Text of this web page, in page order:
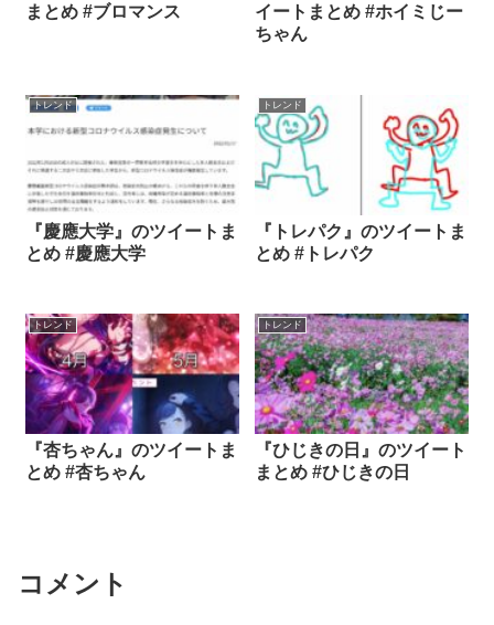
まとめ #ブロマンス
イートまとめ #ホイミじー
ちゃん
トレンド
『慶應大学』のツイートま
とめ #慶應大学
トレンド
『トレパク』のツイートま
とめ #トレパク
トレンド
『杏ちゃん』のツイートま
とめ #杏ちゃん
トレンド
『ひじきの日』のツイート
まとめ #ひじきの日
コメント